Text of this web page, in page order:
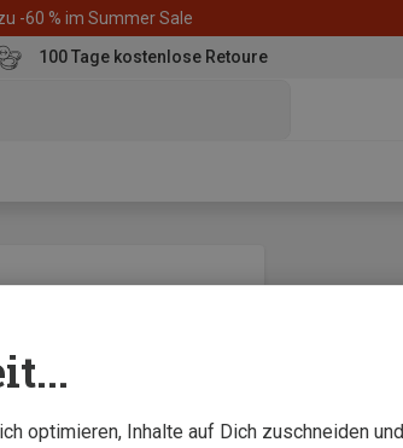
-60 % im Summer Sale
100 Tage kostenlose Retoure
optimieren, Inhalte auf Dich zuschneiden und